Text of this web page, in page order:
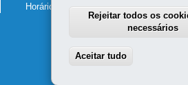
Horário de atendimento: de segunda a
Rejeitar todos os
necessários
Aceitar tudo